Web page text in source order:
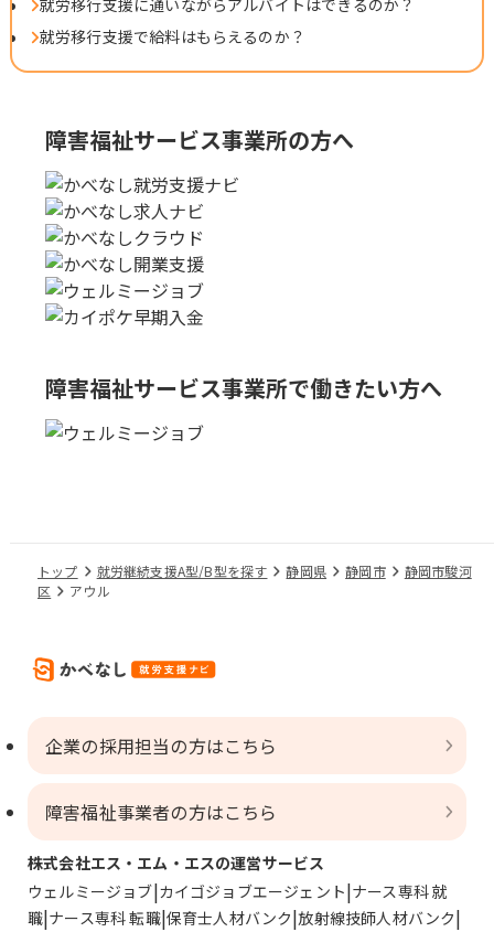
就労移行支援で給料はもらえるのか？
障害福祉サービス事業所の方へ
障害福祉サービス事業所で働きたい方へ
トップ 就労継続支援A型/B型を探す 静岡県 静岡市
静岡市駿河
区
アウル
企業の採用担当の方はこちら
障害福祉事業者の方はこちら
株式会社エス・エム・エスの運営サービス
ウェルミージョブ カイゴジョブエージェント ナース専科 就
職 ナース専科 転職 保育士人材バンク 放射線技師人材バンク